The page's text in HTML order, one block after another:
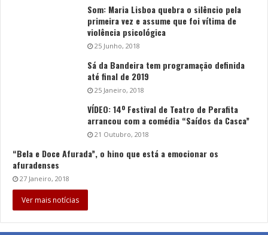
Som: Maria Lisboa quebra o silêncio pela
primeira vez e assume que foi vítima de
violência psicológica
25 Junho, 2018
Sá da Bandeira tem programação definida
até final de 2019
25 Janeiro, 2018
VÍDEO: 14º Festival de Teatro de Perafita
arrancou com a comédia “Saídos da Casca”
21 Outubro, 2018
“Bela e Doce Afurada”, o hino que está a emocionar os
afuradenses
27 Janeiro, 2018
Ver mais notícias